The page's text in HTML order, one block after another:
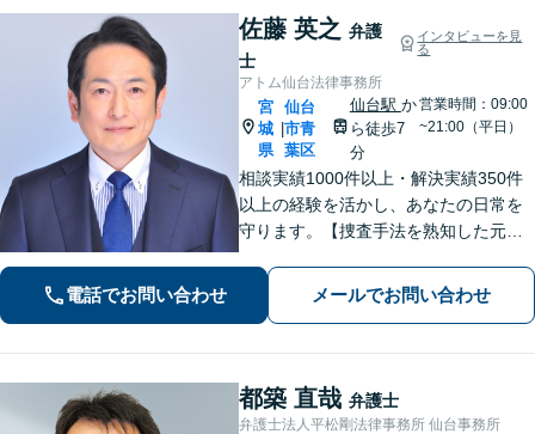
佐藤 英之 弁護
士
インタビューを見
る
アトム仙台法律事務所
宮
城
県
|
仙台
市青
葉区
仙台駅 か
ら徒歩7
分
営業時間：09:00
~21:00（平日）
相談実績1000件以上・解決実績350件
以上の経験を活かし、あなたの日常を
守ります。【捜査手法を熟知した元警
通事故に特化】
電話でお問い合わせ メールでお問い合わせ
都築 直哉 弁護士
弁護士法人平松剛法律事務所 仙台事務所